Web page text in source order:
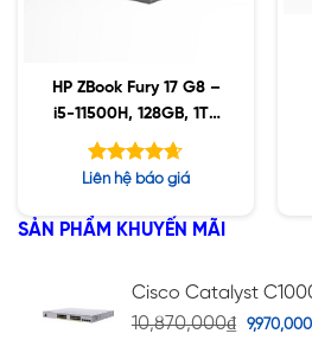
HP ZBook Fury 17 G8 –
i5-11500H, 128GB, 1TB
SSD, Nvidia A2000
Được xếp
5 sao
Liên hệ báo giá
SẢN PHẨM KHUYẾN MÃI
Cisco Catalyst
10,870,000₫ 9,970,000